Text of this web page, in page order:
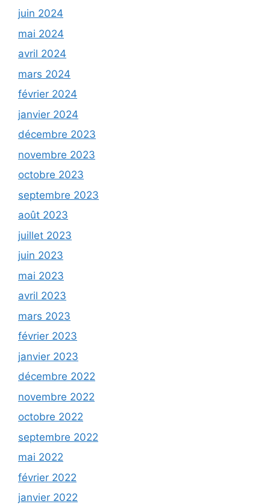
juin 2024
mai 2024
avril 2024
mars 2024
février 2024
janvier 2024
décembre 2023
novembre 2023
octobre 2023
septembre 2023
août 2023
juillet 2023
juin 2023
mai 2023
avril 2023
mars 2023
février 2023
janvier 2023
décembre 2022
novembre 2022
octobre 2022
septembre 2022
mai 2022
février 2022
janvier 2022